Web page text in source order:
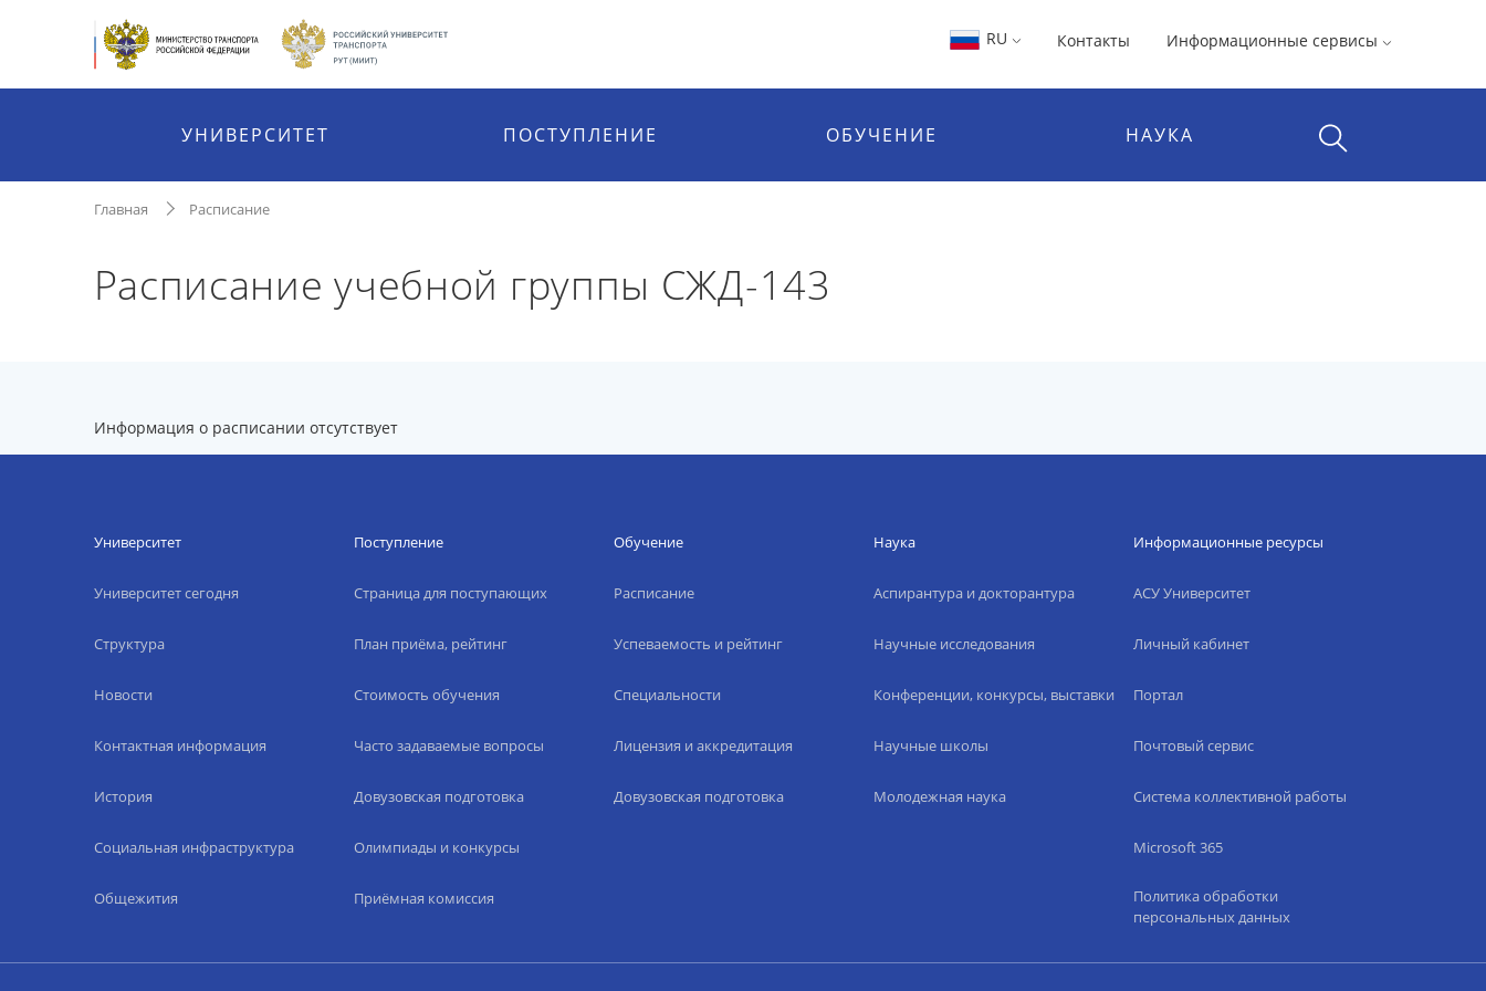
RU Контакты Информационные сервисы
УНИВЕРСИТЕТ ПОСТУПЛЕНИЕ ОБУЧЕНИЕ НАУКА
Главная Расписание
Расписание учебной группы СЖД-143
Информация о расписании отсутствует
Университет
Университет сегодня
Структура
Новости
Контактная информация
История
Социальная инфраструктура
Общежития
Поступление
Страница для поступающих
План приёма, рейтинг
Стоимость обучения
Часто задаваемые вопросы
Довузовская подготовка
Олимпиады и конкурсы
Приёмная комиссия
Обучение
Расписание
Успеваемость и рейтинг
Специальности
Лицензия и аккредитация
Довузовская подготовка
Наука
Аспирантура и докторантура
Научные исследования
Конференции, конкурсы, выставки
Научные школы
Молодежная наука
Информационные ресурсы
АСУ Университет
Личный кабинет
Портал
Почтовый сервис
Система коллективной работы
Microsoft 365
Политика обработки
персональных данных